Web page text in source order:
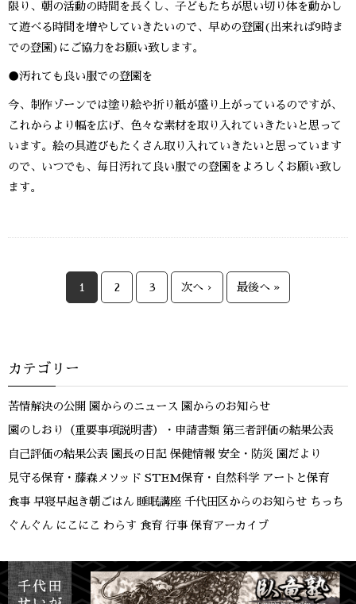
限り、朝の活動の時間を長くし、子どもたちが思い切り体を動かし
て遊べる時間を増やしていきたいので、早めの登園(出来れば9時ま
での登園)にご協力をお願い致します。
●汚れても良い服での登園を
今、制作ゾーンでは塗り絵や折り紙が盛り上がっているのですが、
これからより幅を広げ、色々な素材を取り入れていきたいと思って
います。絵の具遊びもたくさん取り入れていきたいと思っています
ので、いつでも、毎日汚れて良い服での登園をよろしくお願い致し
ます。
1 2 3 次へ › 最後へ »
カテゴリー
苦情解決の公開 園からのニュース 園からのお知らせ
園のしおり（重要事項説明書）・申請書類 第三者評価の結果公表
自己評価の結果公表 園長の日記 保健情報 安全・防災 園だより
見守る保育・藤森メソッド STEM保育・自然科学 アートと保育
食事 早寝早起き朝ごはん 睡眠講座 千代田区からのお知らせ ちっち
ぐんぐん にこにこ わらす 食育 行事 保育アーカイブ